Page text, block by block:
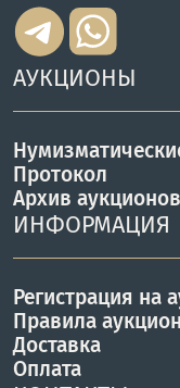
АУКЦИОНЫ
Протокол
Архив аукционов
ИНФОРМАЦИЯ
Регистрация на
Правила
Доставка
Оплата